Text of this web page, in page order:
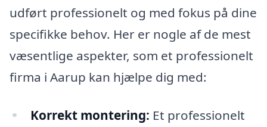
udført professionelt og med fokus på dine
specifikke behov. Her er nogle af de mest
væsentlige aspekter, som et professionelt
firma i Aarup kan hjælpe dig med:
Korrekt montering: Et professionelt